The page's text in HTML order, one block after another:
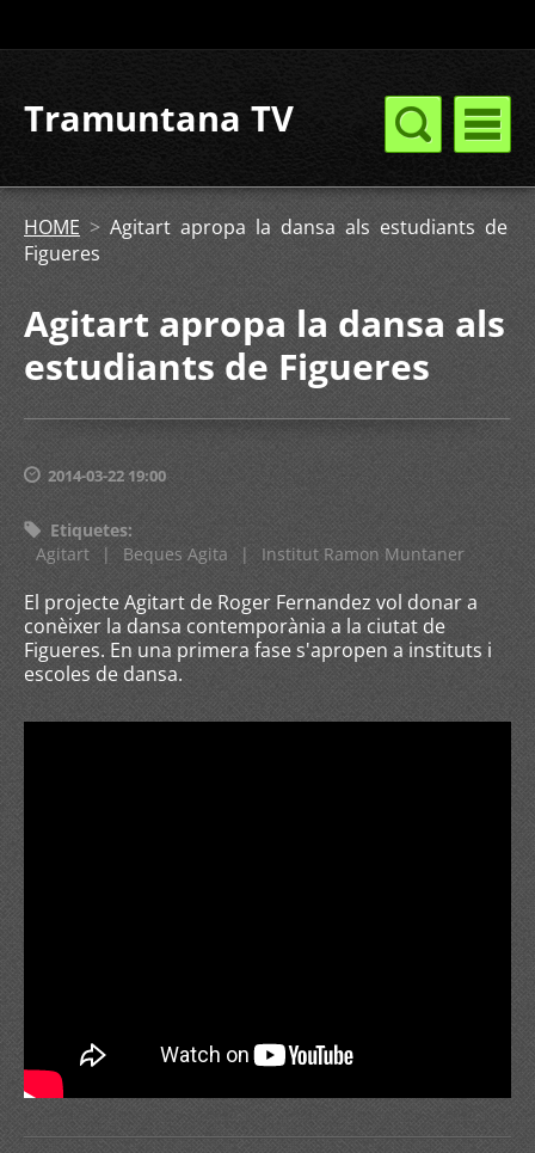
Tramuntana TV
HOME > Agitart apropa la dansa als estudiants de
Figueres
Agitart apropa la dansa als
estudiants de Figueres
2014-03-22 19:00
Etiquetes:
Agitart
| Beques Agita | Institut Ramon Muntaner
El projecte Agitart de Roger Fernandez vol donar a
conèixer la dansa contemporània a la ciutat de
Figueres. En una primera fase s'apropen a instituts i
escoles de dansa.